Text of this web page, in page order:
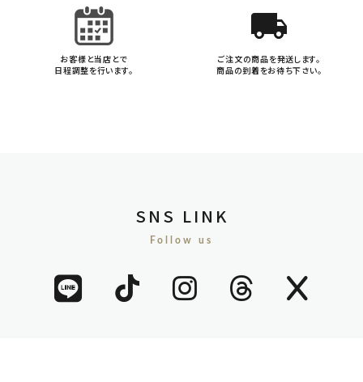
お客様と当店とで
日程調整を行います。
local_shipping
ご注文の商品を発送します。
商品の到着をお待ち下さい。
SNS LINK
Follow us